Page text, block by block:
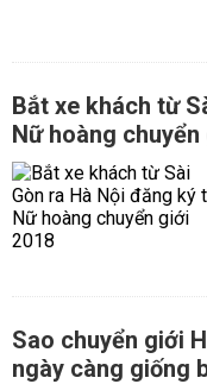
Bắt xe khách từ
Nữ hoàng
Sao chuyển giới
ngày càng giống